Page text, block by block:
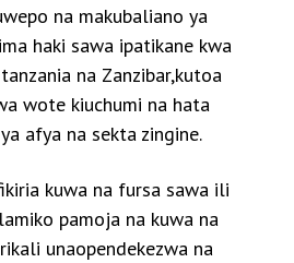
na makubaliano ya
haki sawa ipatikane kwa
na Zanzibar,kutoa
wote kiuchumi na hata
afya na sekta zingine.
kuwa na fursa sawa ili
pamoja na kuwa na
unaopendekezwa na